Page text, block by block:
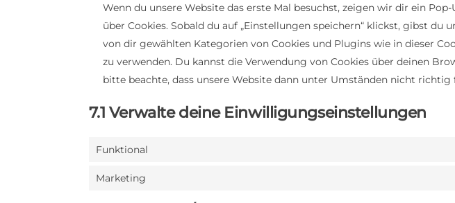
Wenn du unsere Website das erste Mal besuchst, zeigen wir dir ein
über Cookies. Sobald du auf „Einstellungen speichern“ klickst, gibst du
von dir gewählten Kategorien von Cookies und Plugins wie in dieser
zu verwenden. Du kannst die Verwendung von Cookies über deinen
bitte beachte, dass unsere Website dann unter Umständen nicht
7.1 Verwalte deine Einwilligungseinstellungen
Funktional
Marketing